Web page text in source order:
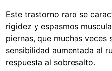
Este trastorno raro se
rigidez y espasmos
piernas, que muchas veces
sensibilidad aumentada al
respuesta al sobresalto.